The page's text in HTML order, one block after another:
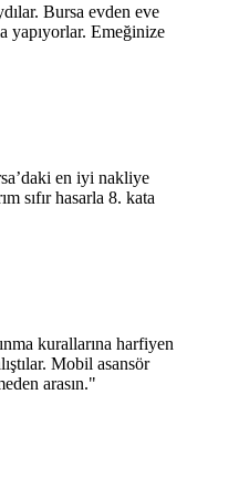
Bursa evden eve
yapıyorlar. Emeğinize
en iyi nakliye
sıfır hasarla 8. kata
kurallarına harfiyen
Mobil asansör
arasın."